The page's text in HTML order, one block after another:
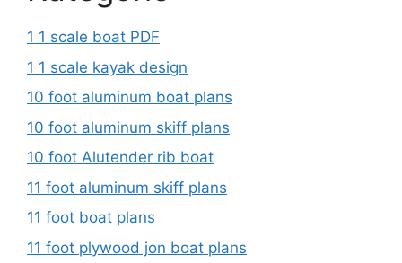
1 1 scale boat PDF
1 1 scale kayak design
10 foot aluminum boat plans
10 foot aluminum skiff plans
10 foot Alutender rib boat
11 foot aluminum skiff plans
11 foot boat plans
11 foot plywood jon boat plans